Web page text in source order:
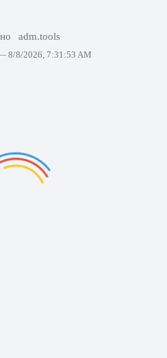
adm.tools
8/8/2026, 7:31:53 AM